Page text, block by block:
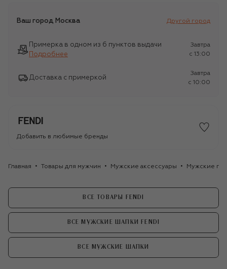
Ваш город Москва Другой город
Примерка в одном из 6 пунктов выдачи
Подробнее
Завтра
c 13:00
Доставка с примеркой
Завтра
c 10:00
Добавить в любимые бренды
Главная Товары для мужчин Мужские аксессуары Мужские
ВСЕ ТОВАРЫ FENDI
ВСЕ МУЖСКИЕ ШАПКИ FENDI
ВСЕ МУЖСКИЕ ШАПКИ